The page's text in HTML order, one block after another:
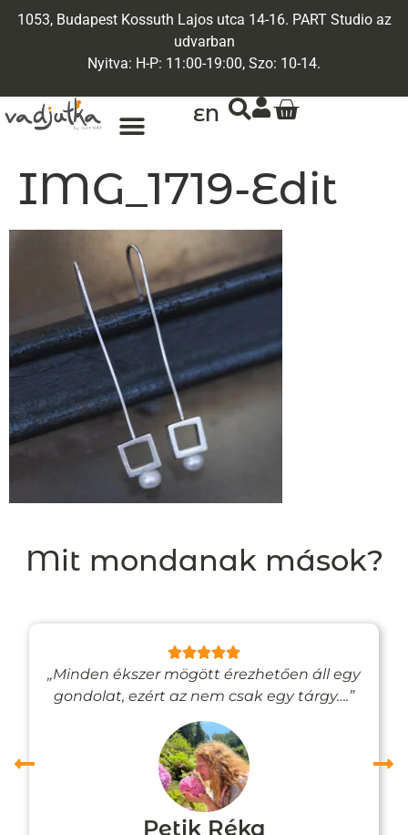
1053, Budapest Kossuth Lajos utca 14-16. PART Studio az
udvarban
Nyitva: H-P: 11:00-19:00, Szo: 10-14.
EN
IMG_1719-Edit
Mit mondanak mások?
„Minden ékszer mögött érezhetően áll egy
gondolat, ezért az nem csak egy tárgy….”
Petik Réka